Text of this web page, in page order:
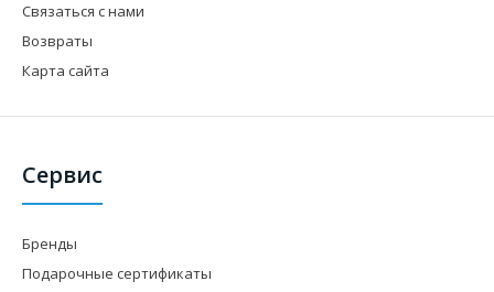
Связаться с нами
Возвраты
Карта сайта
Сервис
Бренды
Подарочные сертификаты